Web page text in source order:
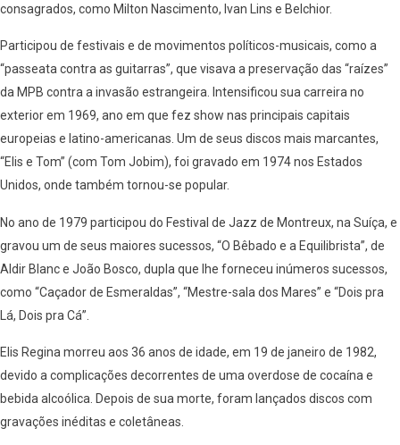
consagrados, como Milton Nascimento, Ivan Lins e Belchior.
Participou de festivais e de movimentos políticos-musicais, como a
“passeata contra as guitarras”, que visava a preservação das “raízes”
da MPB contra a invasão estrangeira. Intensificou sua carreira no
exterior em 1969, ano em que fez show nas principais capitais
europeias e latino-americanas. Um de seus discos mais marcantes,
“Elis e Tom” (com Tom Jobim), foi gravado em 1974 nos Estados
Unidos, onde também tornou-se popular.
No ano de 1979 participou do Festival de Jazz de Montreux, na Suíça, e
gravou um de seus maiores sucessos, “O Bêbado e a Equilibrista”, de
Aldir Blanc e João Bosco, dupla que lhe forneceu inúmeros sucessos,
como “Caçador de Esmeraldas”, “Mestre-sala dos Mares” e “Dois pra
Lá, Dois pra Cá”.
Elis Regina morreu aos 36 anos de idade, em 19 de janeiro de 1982,
devido a complicações decorrentes de uma overdose de cocaína e
bebida alcoólica. Depois de sua morte, foram lançados discos com
gravações inéditas e coletâneas.